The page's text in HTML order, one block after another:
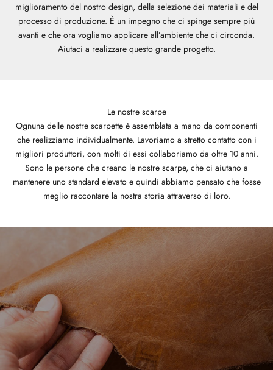
miglioramento del nostro design, della selezione dei materiali e del
processo di produzione. È un impegno che ci spinge sempre più
avanti e che ora vogliamo applicare all’ambiente che ci circonda.
Aiutaci a realizzare questo grande progetto.
Le nostre scarpe
Ognuna delle nostre scarpette è assemblata a mano da componenti
che realizziamo individualmente. Lavoriamo a stretto contatto con i
migliori produttori, con molti di essi collaboriamo da oltre 10 anni.
Sono le persone che creano le nostre scarpe, che ci aiutano a
mantenere uno standard elevato e quindi abbiamo pensato che fosse
meglio raccontare la nostra storia attraverso di loro.